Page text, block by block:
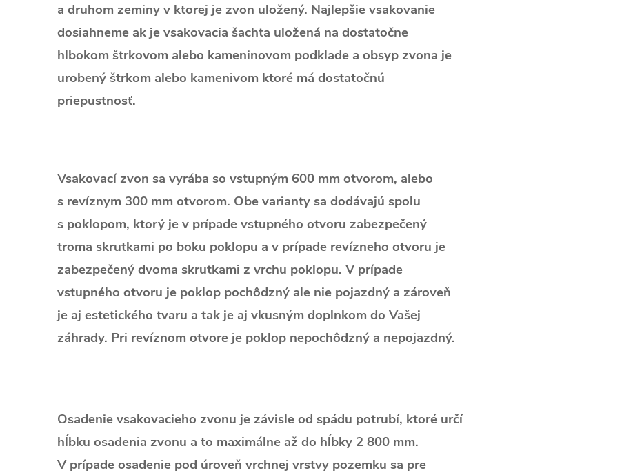
a druhom zeminy v ktorej je zvon uložený. Najlepšie vsakovanie
dosiahneme ak je vsakovacia šachta uložená na dostatočne
hlbokom štrkovom alebo kameninovom podklade a obsyp zvona je
urobený štrkom alebo kamenivom ktoré má dostatočnú
priepustnosť.
Vsakovací zvon sa vyrába so vstupným 600 mm otvorom, alebo
s revíznym 300 mm otvorom. Obe varianty sa dodávajú spolu
s poklopom, ktorý je v prípade vstupného otvoru zabezpečený
troma skrutkami po boku poklopu a v prípade revízneho otvoru je
zabezpečený dvoma skrutkami z vrchu poklopu. V prípade
vstupného otvoru je poklop pochôdzný ale nie pojazdný a zároveň
je aj estetického tvaru a tak je aj vkusným doplnkom do Vašej
záhrady. Pri revíznom otvore je poklop nepochôdzný a nepojazdný.
Osadenie vsakovacieho zvonu je závisle od spádu potrubí, ktoré určí
hĺbku osadenia zvonu a to maximálne až do hĺbky 2 800 mm.
V prípade osadenie pod úroveň vrchnej vrstvy pozemku sa pre